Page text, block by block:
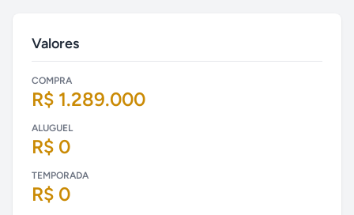
Valores
COMPRA
R$ 1.289.000
ALUGUEL
R$ 0
TEMPORADA
R$ 0